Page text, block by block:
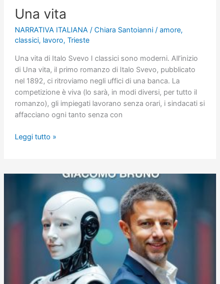
Una vita
NARRATIVA ITALIANA/ Chiara Santoianni / amore,
classici, lavoro, Trieste
Una vita di Italo Svevo I classici sono moderni. All’inizio
di Una vita, il primo romanzo di Italo Svevo, pubblicato
nel 1892, ci ritroviamo negli uffici di una banca. La
competizione è viva (lo sarà, in modi diversi, per tutto il
romanzo), gli impiegati lavorano senza orari, i sindacati si
affacciano ogni tanto senza con
Una
Leggi tutto »